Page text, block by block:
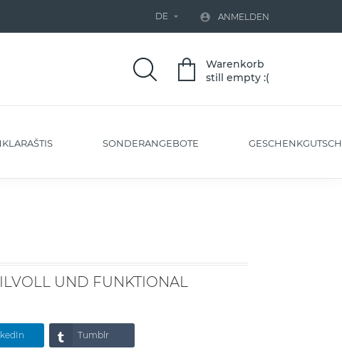
DE   ANMELDEN
Warenkorb
still empty :(
SONDERANGEBOTE
UND FUNKTIONAL
Tumblr